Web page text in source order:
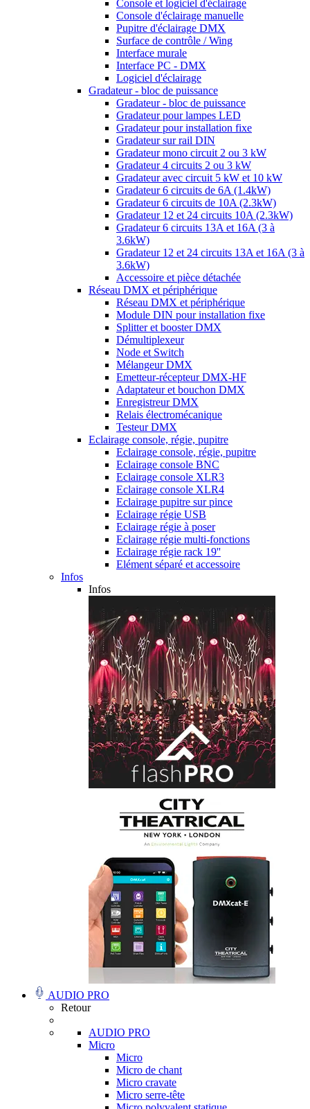
Console et logiciel d'éclairage
Console d'éclairage manuelle
Pupitre d'éclairage DMX
Surface de contrôle / Wing
Interface murale
Interface PC - DMX
Logiciel d'éclairage
Gradateur - bloc de puissance
Gradateur - bloc de puissance
Gradateur pour lampes LED
Gradateur pour installation fixe
Gradateur sur rail DIN
Gradateur mono circuit 2 ou 3 kW
Gradateur 4 circuits 2 ou 3 kW
Gradateur avec circuit 5 kW et 10 kW
Gradateur 6 circuits de 6A (1.4kW)
Gradateur 6 circuits de 10A (2.3kW)
Gradateur 12 et 24 circuits 10A (2.3kW)
Gradateur 6 circuits 13A et 16A (3 à
3.6kW)
Gradateur 12 et 24 circuits 13A et 16A (3 à
3.6kW)
Accessoire et pièce détachée
Réseau DMX et périphérique
Réseau DMX et périphérique
Module DIN pour installation fixe
Splitter et booster DMX
Démultiplexeur
Node et Switch
Mélangeur DMX
Emetteur-récepteur DMX-HF
Adaptateur et bouchon DMX
Enregistreur DMX
Relais électromécanique
Testeur DMX
Eclairage console, régie, pupitre
Eclairage console, régie, pupitre
Eclairage console BNC
Eclairage console XLR3
Eclairage console XLR4
Eclairage pupitre sur pince
Eclairage régie USB
Eclairage régie à poser
Eclairage régie multi-fonctions
Eclairage régie rack 19''
Elément séparé et accessoire
Infos
Infos
AUDIO PRO
Retour
AUDIO PRO
Micro
Micro
Micro de chant
Micro cravate
Micro serre-tête